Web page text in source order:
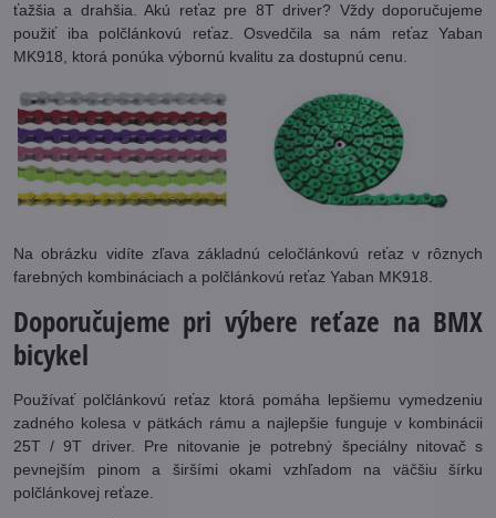
ťažšia a drahšia. Akú reťaz pre 8T driver? Vždy doporučujeme
použiť iba polčlánkovú reťaz. Osvedčila sa nám reťaz Yaban
MK918, ktorá ponúka výbornú kvalitu za dostupnú cenu.
Na obrázku vidíte zľava základnú celočlánkovú reťaz v rôznych
farebných kombináciach a polčlánkovú reťaz Yaban MK918.
Doporučujeme pri výbere reťaze na BMX
bicykel
Používať polčlánkovú reťaz ktorá pomáha lepšiemu vymedzeniu
zadného kolesa v pätkách rámu a najlepšie funguje v kombinácii
25T / 9T driver. Pre nitovanie je potrebný špeciálny nitovač s
pevnejším pinom a širšími okami vzhľadom na väčšiu šírku
polčlánkovej reťaze.